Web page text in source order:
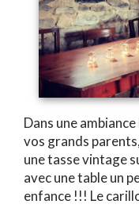
Dans une
vos grands
une tasse vintage
avec une table un
enfance !!! Le